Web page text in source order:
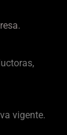
vigente.